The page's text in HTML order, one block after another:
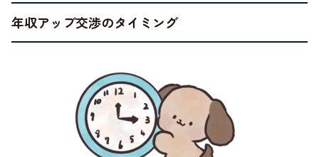
年収アップ交渉のタイミング